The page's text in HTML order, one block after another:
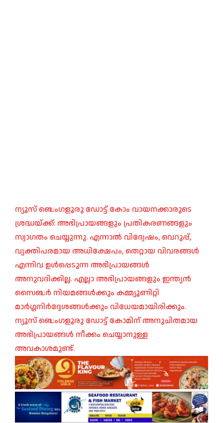
ന്യൂസ് ബെംഗളൂരു ഡോട്ട് കോം വായനക്കാരുടെ
ശ്രദ്ധയ്ക്ക്: അഭിപ്രായങ്ങളും പ്രതികരണങ്ങളും
സ്വാഗതം ചെയ്യുന്നു. എന്നാൽ വിദ്വേഷം, വെറുപ്പ്,
വ്യക്തിപരമായ അധിക്ഷേപം, തെറ്റായ വിവരങ്ങൾ
എന്നിവ ഉൾപ്പെടുന്ന അഭിപ്രായങ്ങൾ
അനുവദിക്കില്ല. എല്ലാ അഭിപ്രായങ്ങളും ഇന്ത്യൻ
സൈബർ നിയമങ്ങൾക്കും കമ്മ്യൂണിറ്റി
മാർഗ്ഗനിർദ്ദേശങ്ങൾക്കും വിധേയമായിരിക്കും.
ന്യൂസ് ബെംഗളൂരു ഡോട്ട് കോമിന് അനുചിതമായ
അഭിപ്രായങ്ങൾ നീക്കം ചെയ്യാനുള്ള
അവകാശമുണ്ട്.